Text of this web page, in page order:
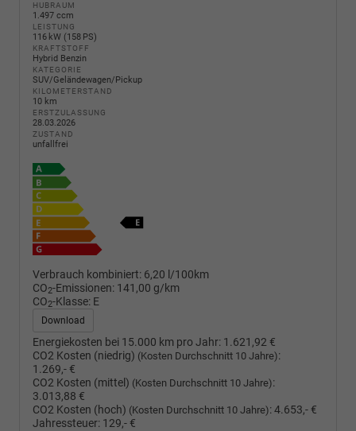
HUBRAUM
1.497 ccm
LEISTUNG
116 kW (158 PS)
KRAFTSTOFF
Hybrid Benzin
KATEGORIE
SUV/Geländewagen/Pickup
KILOMETERSTAND
10 km
ERSTZULASSUNG
28.03.2026
ZUSTAND
unfallfrei
Verbrauch kombiniert: 6,20 l/100km
CO2-Emissionen: 141,00 g/km
CO2-Klasse: E
Download
Energiekosten bei 15.000 km pro Jahr: 1.621,92 €
CO2 Kosten (niedrig) (Kosten Durchschnitt 10 Jahre):
1.269,- €
CO2 Kosten (mittel) (Kosten Durchschnitt 10 Jahre):
3.013,88 €
CO2 Kosten (hoch) (Kosten Durchschnitt 10 Jahre):4.653,- €
Jahressteuer: 129,- €